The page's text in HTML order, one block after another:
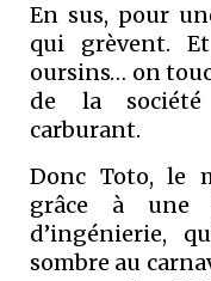
En sus, pour
qui grèvent.
oursins… on
de la
carburant.
Donc Toto, le
grâce à une
d’ingénierie,
sombre au